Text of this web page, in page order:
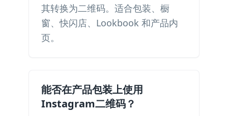
其转换为二维码。适合包装、橱
窗、快闪店、Lookbook 和产品内
页。
能否在产品包装上使用
Instagram二维码？